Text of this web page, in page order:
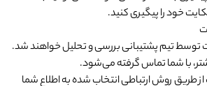
خود را پیگیری کنید.
توسط تیم پشتیبانی بررسی و تحلیل خواهند شد.
با شما تماس گرفته می‌شود.
طریق روش ارتباطی انتخاب شده به اطلاع شما